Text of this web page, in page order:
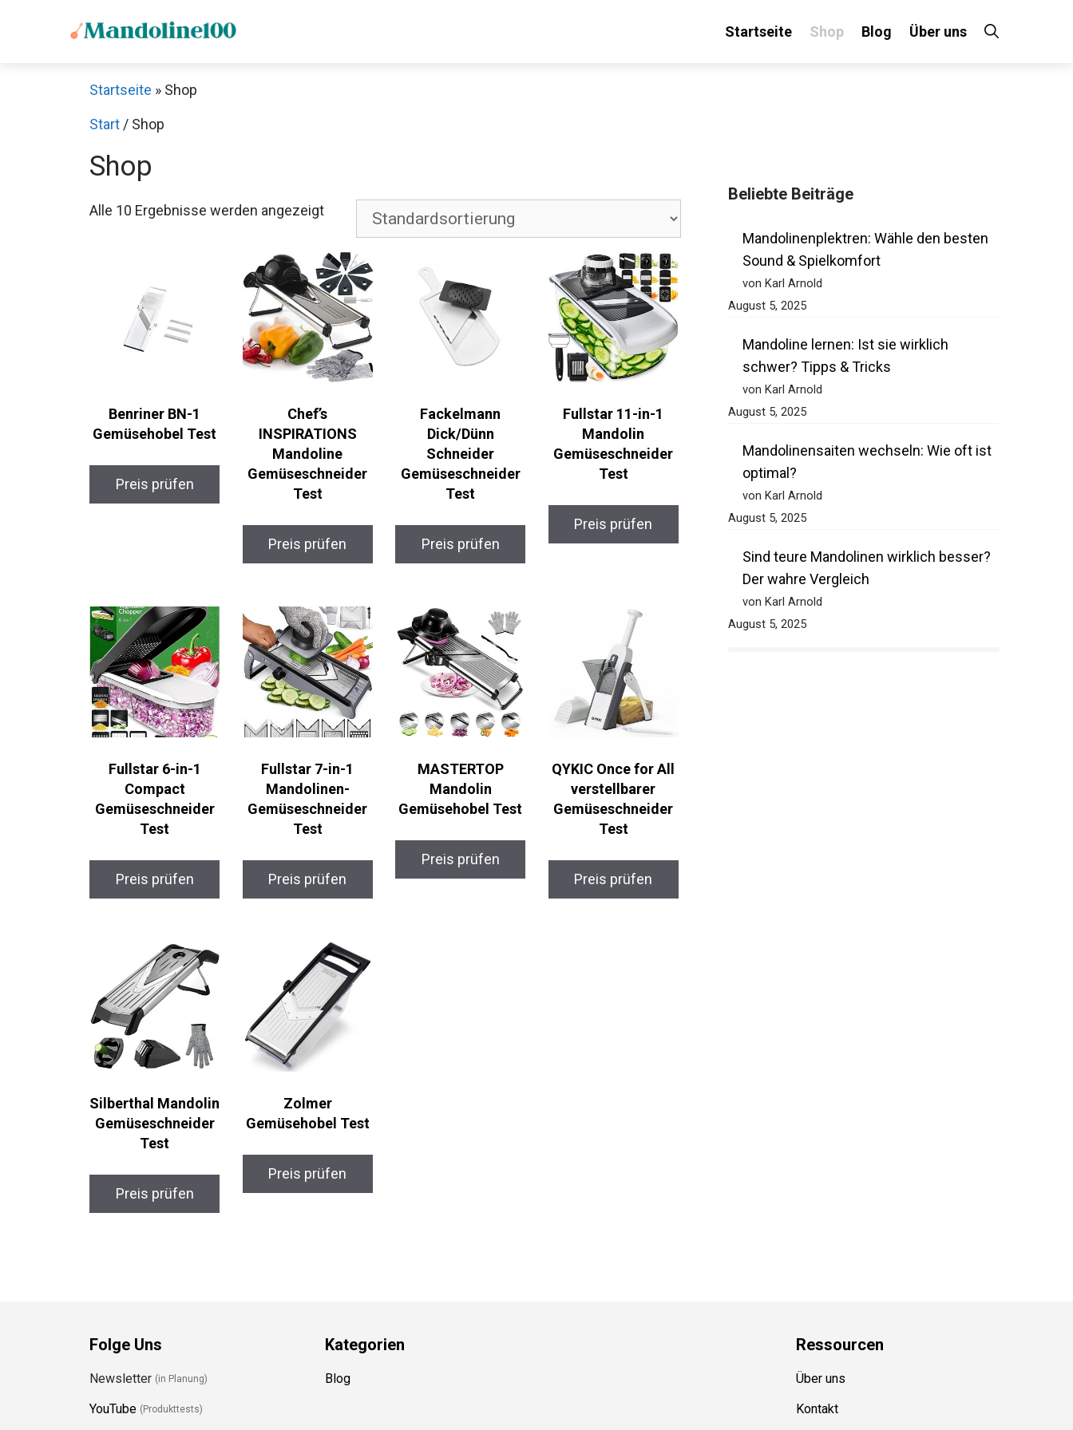
Startseite Shop Blog Über uns
Startseite » Shop
Start / Shop
Shop
Alle 10 Ergebnisse werden angezeigt
Benriner BN-1
Gemüsehobel Test
Preis prüfen
Chef’s
INSPIRATIONS
Mandoline
Gemüseschneider
Test
Preis prüfen
Fackelmann
Dick/Dünn
Schneider
Gemüseschneider
Test
Preis prüfen
Fullstar 11-in-1
Mandolin
Gemüseschneider
Test
Preis prüfen
Fullstar 6-in-1
Compact
Gemüseschneider
Test
Preis prüfen
Fullstar 7-in-1
Mandolinen-
Gemüseschneider
Test
Preis prüfen
MASTERTOP
Mandolin
Gemüsehobel Test
Preis prüfen
QYKIC Once for All
verstellbarer
Gemüseschneider
Test
Preis prüfen
Silberthal Mandolin
Gemüseschneider
Test
Preis prüfen
Zolmer
Gemüsehobel Test
Preis prüfen
Beliebte Beiträge
Mandolinenplektren: Wähle den besten
Sound & Spielkomfort
von Karl Arnold
August 5, 2025
Mandoline lernen: Ist sie wirklich
schwer? Tipps & Tricks
von Karl Arnold
August 5, 2025
Mandolinensaiten wechseln: Wie oft ist
optimal?
von Karl Arnold
August 5, 2025
Sind teure Mandolinen wirklich besser?
Der wahre Vergleich
von Karl Arnold
August 5, 2025
Folge Uns
Newsletter (in Planung)
YouTube (Produkttests)
Kategorien
Blog
Ressourcen
Über uns
Kontakt